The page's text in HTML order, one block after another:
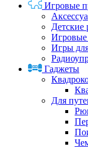
Игровые
Детские
Игровые
Игры
Гаджеты
Для